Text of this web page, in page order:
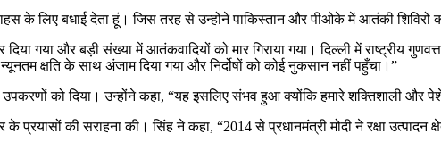
के लिए बधाई देता हूं। जिस तरह से उन्होंने पाकिस्तान और पीओके में आतंकी शिविरों
गया और बड़ी संख्या में आतंकवादियों को मार गिराया गया। दिल्ली में राष्ट्रीय
क्षति के साथ अंजाम दिया गया और निर्दोषों को कोई नुकसान नहीं पहुँचा।”
को दिया। उन्होंने कहा, “यह इसलिए संभव हुआ क्योंकि हमारे शक्तिशाली और
के प्रयासों की सराहना की। सिंह ने कहा, “2014 से प्रधानमंत्री मोदी ने रक्षा उत्पादन